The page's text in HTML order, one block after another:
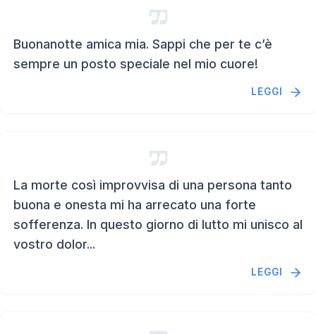
Buonanotte amica mia. Sappi che per te c’è
sempre un posto speciale nel mio cuore!
LEGGI
La morte così improvvisa di una persona tanto
buona e onesta mi ha arrecato una forte
sofferenza. In questo giorno di lutto mi unisco al
vostro dolor...
LEGGI